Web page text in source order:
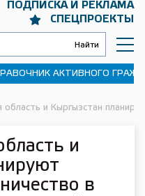
ПОДПИСКА И РЕКЛАМА
СПЕЦПРОЕКТЫ
АКТИВНОГО
область и Кыргызстан
и
в